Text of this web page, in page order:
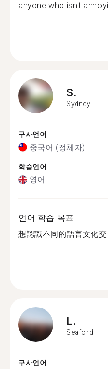
anyone who isn’t
S.
Sydney
구사언어
중국어 (정체자)
학습언어
영어
언어 학습 목표
想認識不同的語言文化交
L.
Seaford
구사언어